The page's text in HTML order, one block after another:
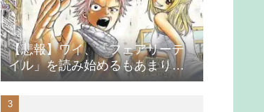
【悲報】ワイ、「フェアリーテ
イル」を読み始めるもあまりの
つまらなさに挫折する